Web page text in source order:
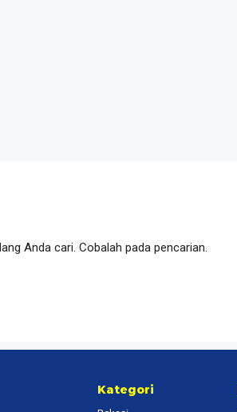
Anda cari. Cobalah pada pencarian.
Kategori